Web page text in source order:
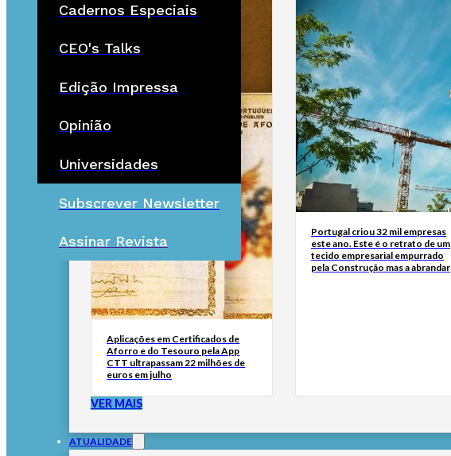
Cadernos Especiais
CEO's Talks
Edição Impressa
Opinião
Universidades
Subscrever Newsletter
Assinar Revista
Aplicações em Certificados de
Aforro e do Tesouro pela App
CTT ultrapassam 22 milhões de
euros em julho
Portugal criou 32 mil empresas
este ano. Este é o retrato de um
tecido empresarial empurrado
pela Construção mas a abrandar
VER MAIS
ATUALIDADE